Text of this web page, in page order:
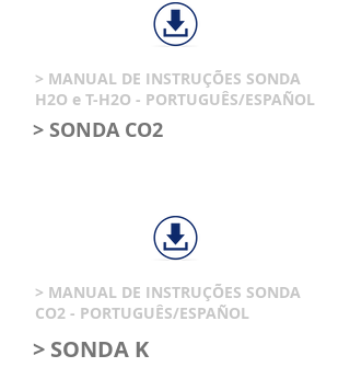
> MANUAL DE INSTRUÇÕES SONDA
H2O e T-H2O - PORTUGUÊS/ESPAÑOL
> SONDA CO2
> MANUAL DE INSTRUÇÕES SONDA
CO2 - PORTUGUÊS/ESPAÑOL
> SONDA K